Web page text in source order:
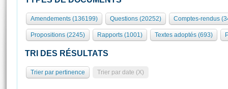
577 députés
Groupes politiques
Commissions et autres organes
Europe et International
Pétitions
Organisation de l'Assemblée
Présidence Conférence des Présidents Bureau Collège des
Statistiques et chiffres clés
Visite virtuelle du palais Bourbon
Assister à une séance
Amendements (136199) Questions (20252) Comptes-rendus
Propositions (2245) Rapports (1001) Textes adoptés (693)
TRI DES RÉSULTATS
Trier par pertinence Trier par date (X)